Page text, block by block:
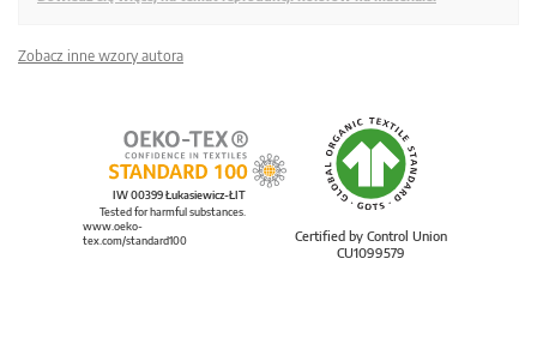
Zobacz inne wzory autora
Certified by Control Union
CU1099579
IW 00399 Łukasiewicz-ŁIT
Tested for harmful substances.
www.oeko-
tex.com/standard100